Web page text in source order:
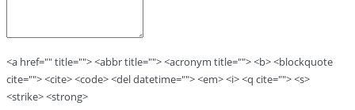
<a href="" title=""> <abbr title=""> <acronym title=""> <b> <blockquote
cite=""> <cite> <code> <del datetime=""> <em> <i> <q cite=""> <s>
<strike> <strong>